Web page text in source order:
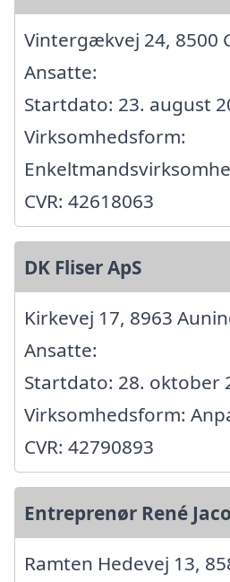
Vintergækvej 24, 8500
Ansatte:
Startdato: 23. august
Virksomhedsform:
CVR: 42618063
DK Fliser ApS
Kirkevej 17, 8963
Ansatte:
Startdato: 28. oktober
Virksomhedsform:
CVR: 42790893
Entreprenør René
Ramten Hedevej 13,